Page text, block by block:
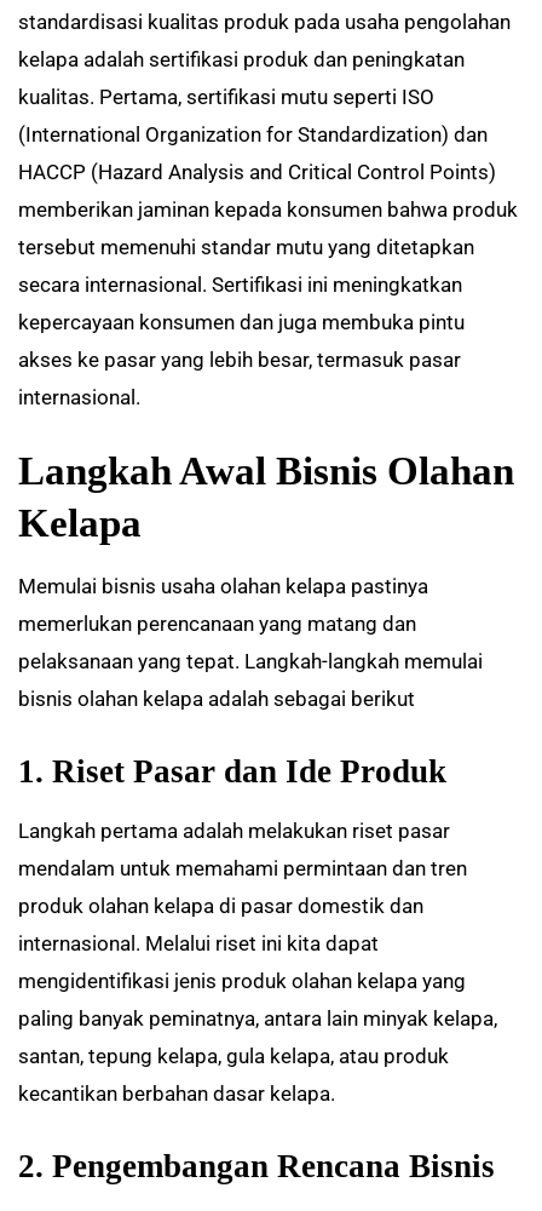
standardisasi kualitas produk pada usaha pengolahan
kelapa adalah sertifikasi produk dan peningkatan
kualitas. Pertama, sertifikasi mutu seperti ISO
(International Organization for Standardization) dan
HACCP (Hazard Analysis and Critical Control Points)
memberikan jaminan kepada konsumen bahwa produk
tersebut memenuhi standar mutu yang ditetapkan
secara internasional. Sertifikasi ini meningkatkan
kepercayaan konsumen dan juga membuka pintu
akses ke pasar yang lebih besar, termasuk pasar
internasional.
Langkah Awal Bisnis Olahan
Kelapa
Memulai bisnis usaha olahan kelapa pastinya
memerlukan perencanaan yang matang dan
pelaksanaan yang tepat. Langkah-langkah memulai
bisnis olahan kelapa adalah sebagai berikut
1. Riset Pasar dan Ide Produk
Langkah pertama adalah melakukan riset pasar
mendalam untuk memahami permintaan dan tren
produk olahan kelapa di pasar domestik dan
internasional. Melalui riset ini kita dapat
mengidentifikasi jenis produk olahan kelapa yang
paling banyak peminatnya, antara lain minyak kelapa,
santan, tepung kelapa, gula kelapa, atau produk
kecantikan berbahan dasar kelapa.
2. Pengembangan Rencana Bisnis